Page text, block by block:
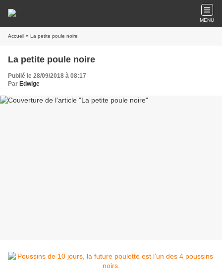
MENU
Accueil » La petite poule noire
La petite poule noire
Publié le 28/09/2018 à 08:17
Par Edwige